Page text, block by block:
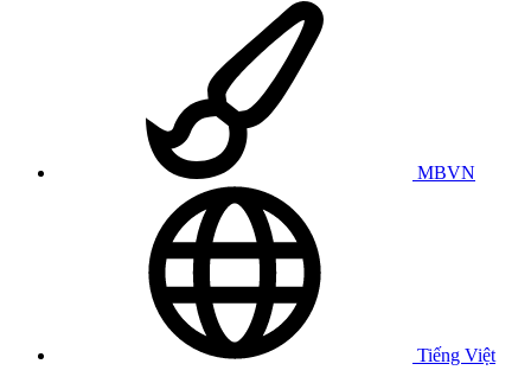
MBVN
Tiếng Việt